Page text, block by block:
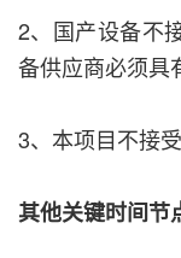
2、国产设备不
备供应商必须具
3、本项目不接受
其他关键时间节